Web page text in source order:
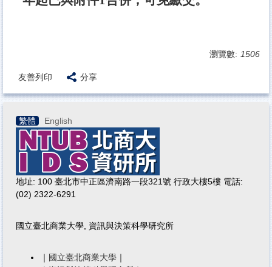
瀏覽數: 1506
友善列印 分享
繁體 English
地址: 100 臺北市中正區濟南路一段321號 行政大樓5樓 電話:
(02) 2322-6291
國立臺北商業大學, 資訊與決策科學研究所
｜ 國立臺北商業大學 ｜